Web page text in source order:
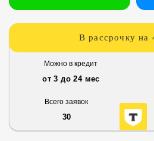
В рассрочку на
Можно в кредит
от 3 до 24 мес
Всего заявок
30